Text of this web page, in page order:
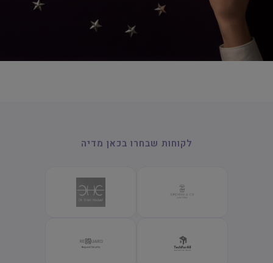
לקוחות שבחרו בכאן מדיה